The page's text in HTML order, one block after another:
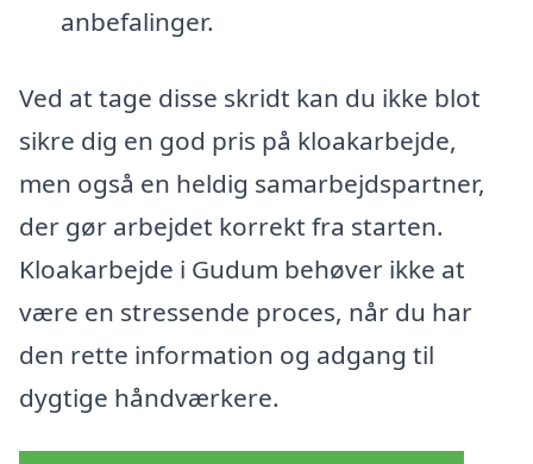
anbefalinger.
Ved at tage disse skridt kan du ikke blot
sikre dig en god pris på kloakarbejde,
men også en heldig samarbejdspartner,
der gør arbejdet korrekt fra starten.
Kloakarbejde i Gudum behøver ikke at
være en stressende proces, når du har
den rette information og adgang til
dygtige håndværkere.